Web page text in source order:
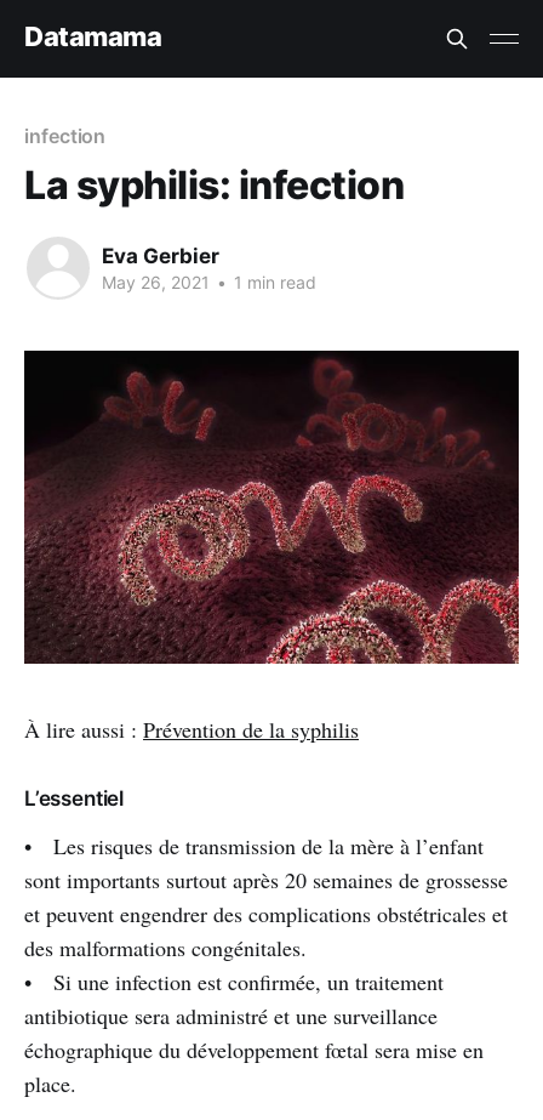
Datamama
infection
La syphilis: infection
Eva Gerbier
May 26, 2021 • 1 min read
À lire aussi : Prévention de la syphilis
L’essentiel
• Les risques de transmission de la mère à l’enfant
sont importants surtout après 20 semaines de grossesse
et peuvent engendrer des complications obstétricales et
des malformations congénitales.
• Si une infection est confirmée, un traitement
antibiotique sera administré et une surveillance
échographique du développement fœtal sera mise en
place.